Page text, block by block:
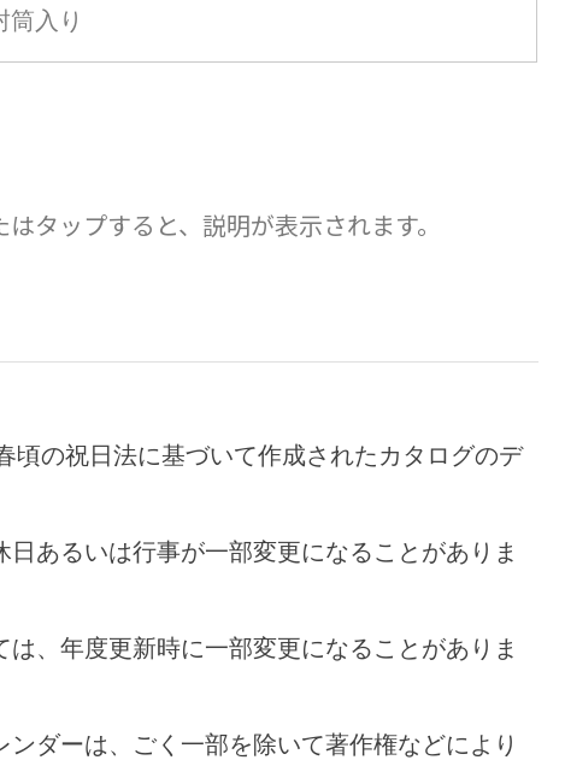
筒入り
タップすると、説明が表示されます。
頃の祝日法に基づいて作成されたカタログのデ
あるいは行事が一部変更になることがありま
、年度更新時に一部変更になることがありま
ダーは、ごく一部を除いて著作権などにより